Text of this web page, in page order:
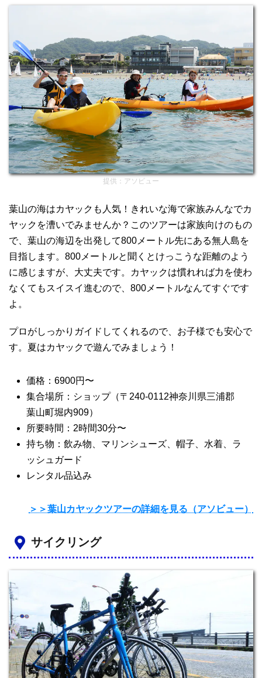
提供：アソビュー
葉山の海はカヤックも人気！きれいな海で家族みんなでカ
ヤックを漕いでみませんか？このツアーは家族向けのもの
で、葉山の海辺を出発して800メートル先にある無人島を
目指します。800メートルと聞くとけっこうな距離のよう
に感じますが、大丈夫です。カヤックは慣れれば力を使わ
なくてもスイスイ進むので、800メートルなんてすぐです
よ。
プロがしっかりガイドしてくれるので、お子様でも安心で
す。夏はカヤックで遊んでみましょう！
価格：6900円〜
集合場所：ショップ（〒240-0112神奈川県三浦郡
葉山町堀内909）
所要時間：2時間30分〜
持ち物：飲み物、マリンシューズ、帽子、水着、ラ
ッシュガード
レンタル品込み
＞＞葉山カヤックツアーの詳細を見る（アソビュー）
サイクリング